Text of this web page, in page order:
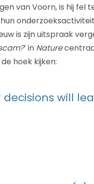
van Voorn, is hij fel
is zijn uitspraak
’ in Nature
hoek kijken:
will